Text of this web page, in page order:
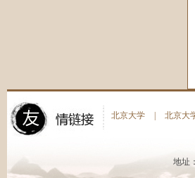
北京大学 北京大
地址